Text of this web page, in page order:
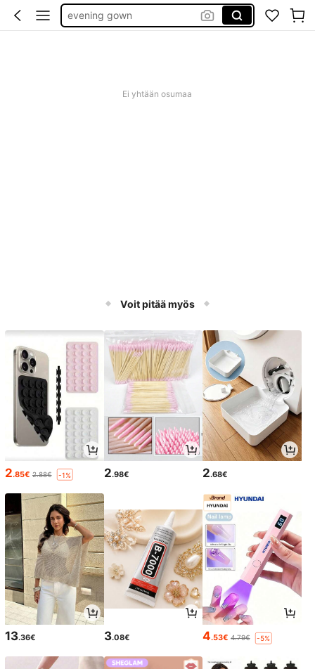
evening gown
Ei yhtään osumaa
Voit pitää myös
2.85€ 2.88€ -1% 2.98€ 2.68€
13.36€ 3.08€ 4.53€ 4.79€ -5%